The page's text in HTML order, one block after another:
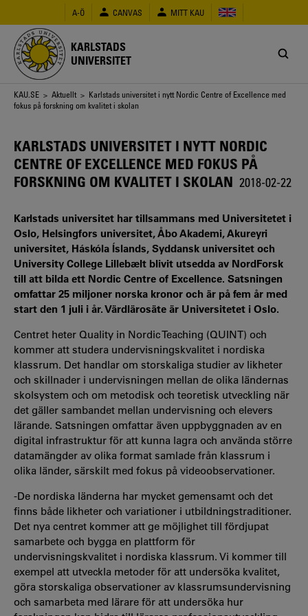
huvudinnehåll
A-Ö CANVAS MITT KAU
KARLSTADS
UNIVERSITET
Länkstig
KAU.SE > Aktuellt > Karlstads universitet i nytt Nordic Centre of Excellence med
fokus på forskning om kvalitet i skolan
KARLSTADS UNIVERSITET I NYTT NORDIC
CENTRE OF EXCELLENCE MED FOKUS PÅ
FORSKNING OM KVALITET I SKOLAN 2018-02-22
Karlstads universitet har tillsammans med Universitetet i
Oslo, Helsingfors universitet, Åbo Akademi, Akureyri
universitet, Háskóla Íslands, Syddansk universitet och
University College Lillebælt blivit utsedda av NordForsk
till att bilda ett Nordic Centre of Excellence. Satsningen
omfattar 25 miljoner norska kronor och är på fem år med
start den 1 juli i år. Värdlärosäte är Universitetet i Oslo.
Centret heter Quality in Nordic Teaching (QUINT) och
kommer att studera undervisningskvalitet i nordiska
klassrum. Det handlar om storskaliga studier av likheter
och skillnader i undervisningen mellan de olika ländernas
skolsystem och om metodisk och teoretisk utveckling när
det gäller sambandet mellan undervisning och elevers
lärande. Satsningen omfattar även uppbyggnaden av en
digital infrastruktur för att kunna lagra och använda större
datamängder av olika format samlade från klassrum i
olika länder, särskilt med fokus på videoobservationer.
-De nordiska länderna har mycket gemensamt och det
finns både likheter och variationer i utbildningstraditioner.
Det nya centret kommer att ge möjlighet till fördjupat
samarbete och bygga en plattform för
undervisningskvalitet i nordiska klassrum. Vi kommer till
exempel att utveckla metoder för att undersöka kvalitet,
göra storskaliga observationer av klassrumsundervisning
och samarbeta med lärare för att undersöka hur